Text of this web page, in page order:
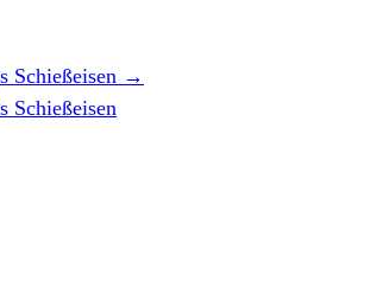
Schießeisen →
Schießeisen